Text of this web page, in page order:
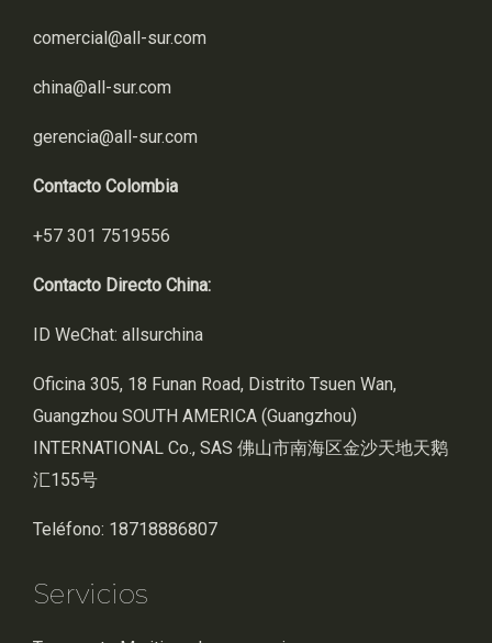
comercial@all-sur.com
china@all-sur.com
gerencia@all-sur.com
Contacto Colombia
+57 301 7519556
Contacto Directo China:
ID WeChat: allsurchina
Oficina 305, 18 Funan Road, Distrito Tsuen Wan,
Guangzhou SOUTH AMERICA (Guangzhou)
INTERNATIONAL Co., SAS 佛山市南海区金沙天地天鹅
汇155号
Teléfono: 18718886807
Servicios